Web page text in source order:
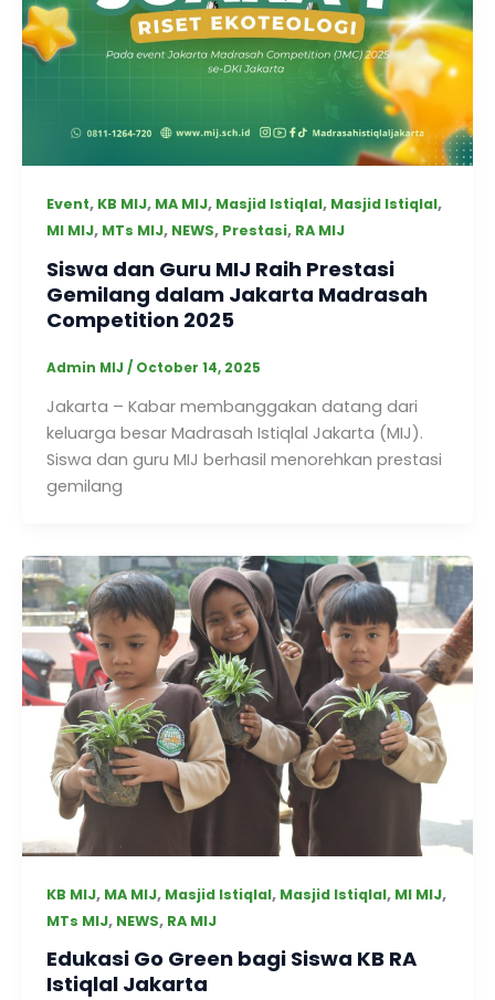
Event, KB MIJ, MA MIJ, Masjid Istiqlal, Masjid Istiqlal,
MI MIJ, MTs MIJ, NEWS, Prestasi, RA MIJ
Siswa dan Guru MIJ Raih Prestasi
Gemilang dalam Jakarta Madrasah
Competition 2025
Admin MIJ / October 14, 2025
Jakarta – Kabar membanggakan datang dari
keluarga besar Madrasah Istiqlal Jakarta (MIJ).
Siswa dan guru MIJ berhasil menorehkan prestasi
gemilang
KB MIJ, MA MIJ, Masjid Istiqlal, Masjid Istiqlal, MI MIJ,
MTs MIJ, NEWS, RA MIJ
Edukasi Go Green bagi Siswa KB RA
Istiqlal Jakarta